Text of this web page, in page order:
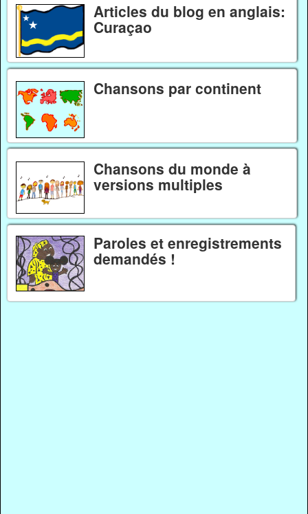
Articles du blog en anglais:
Curaçao
Chansons par continent
Chansons du monde à
versions multiples
Paroles et enregistrements
demandés !